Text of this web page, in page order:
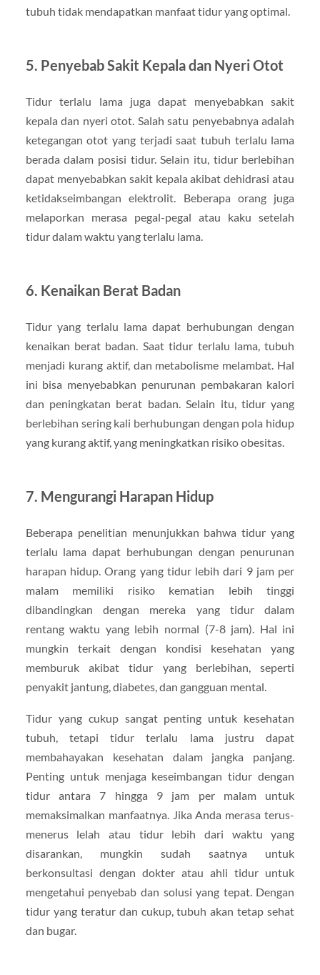
tubuh tidak mendapatkan manfaat tidur yang optimal.
5. Penyebab Sakit Kepala dan Nyeri Otot
Tidur terlalu lama juga dapat menyebabkan sakit
kepala dan nyeri otot. Salah satu penyebabnya adalah
ketegangan otot yang terjadi saat tubuh terlalu lama
berada dalam posisi tidur. Selain itu, tidur berlebihan
dapat menyebabkan sakit kepala akibat dehidrasi atau
ketidakseimbangan elektrolit. Beberapa orang juga
melaporkan merasa pegal-pegal atau kaku setelah
tidur dalam waktu yang terlalu lama.
6. Kenaikan Berat Badan
Tidur yang terlalu lama dapat berhubungan dengan
kenaikan berat badan. Saat tidur terlalu lama, tubuh
menjadi kurang aktif, dan metabolisme melambat. Hal
ini bisa menyebabkan penurunan pembakaran kalori
dan peningkatan berat badan. Selain itu, tidur yang
berlebihan sering kali berhubungan dengan pola hidup
yang kurang aktif, yang meningkatkan risiko obesitas.
7. Mengurangi Harapan Hidup
Beberapa penelitian menunjukkan bahwa tidur yang
terlalu lama dapat berhubungan dengan penurunan
harapan hidup. Orang yang tidur lebih dari 9 jam per
malam memiliki risiko kematian lebih tinggi
dibandingkan dengan mereka yang tidur dalam
rentang waktu yang lebih normal (7-8 jam). Hal ini
mungkin terkait dengan kondisi kesehatan yang
memburuk akibat tidur yang berlebihan, seperti
penyakit jantung, diabetes, dan gangguan mental.
Tidur yang cukup sangat penting untuk kesehatan
tubuh, tetapi tidur terlalu lama justru dapat
membahayakan kesehatan dalam jangka panjang.
Penting untuk menjaga keseimbangan tidur dengan
tidur antara 7 hingga 9 jam per malam untuk
memaksimalkan manfaatnya. Jika Anda merasa terus-
menerus lelah atau tidur lebih dari waktu yang
disarankan, mungkin sudah saatnya untuk
berkonsultasi dengan dokter atau ahli tidur untuk
mengetahui penyebab dan solusi yang tepat. Dengan
tidur yang teratur dan cukup, tubuh akan tetap sehat
dan bugar.